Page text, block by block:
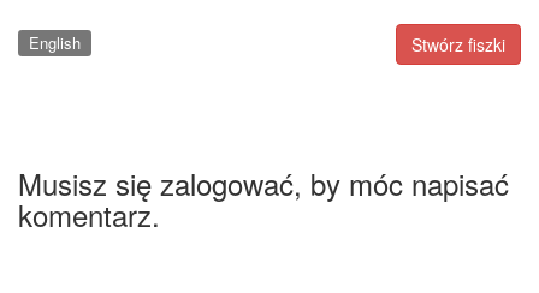
Stwórz fiszki
English
Musisz się zalogować, by móc napisać
komentarz.